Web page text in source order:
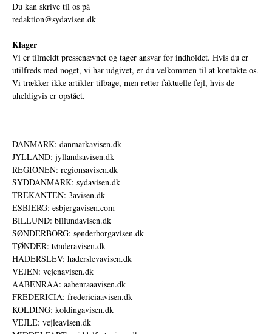
Du kan skrive til os på
redaktion@sydavisen.dk
Klager
Vi er tilmeldt pressenævnet og tager ansvar for indholdet. Hvis du er
utilfreds med noget, vi har udgivet, er du velkommen til at kontakte os.
Vi trækker ikke artikler tilbage, men retter faktuelle fejl, hvis de
uheldigvis er opstået.
DANMARK: danmarkavisen.dk
JYLLAND: jyllandsavisen.dk
REGIONEN: regionsavisen.dk
SYDDANMARK: sydavisen.dk
TREKANTEN: 3avisen.dk
ESBJERG: esbjergavisen.com
BILLUND: billundavisen.dk
SØNDERBORG: sønderborgavisen.dk
TØNDER: tønderavisen.dk
HADERSLEV: haderslevavisen.dk
VEJEN: vejenavisen.dk
AABENRAA: aabenraaavisen.dk
FREDERICIA: fredericiaavisen.dk
KOLDING: koldingavisen.dk
VEJLE: vejleavisen.dk